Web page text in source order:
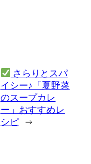
さらりとスパ
イシー♪「夏野菜
のスープカレ
ー」おすすめレ
シピ →